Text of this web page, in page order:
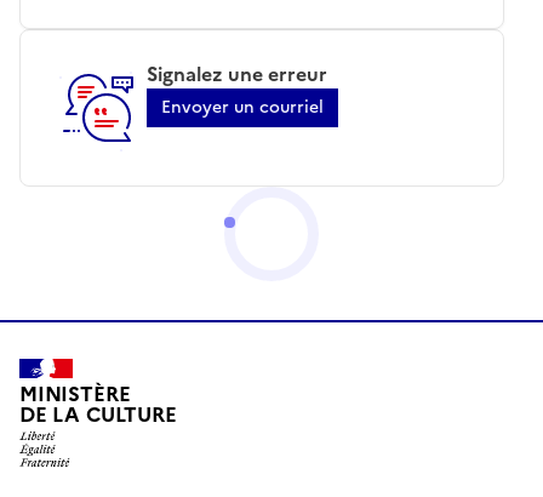
Signalez une erreur
Envoyer un courriel
MINISTÈRE
DE LA CULTURE